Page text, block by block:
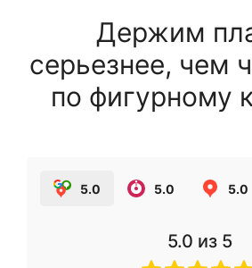
Держим
серьезнее, чем
по фигурному
5.0 5.0 5.0
5.0 из 5